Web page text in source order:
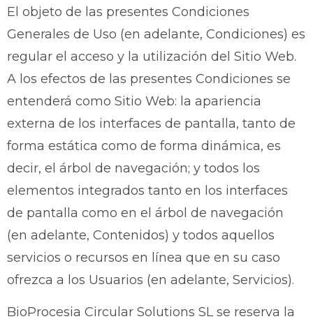
El objeto de las presentes Condiciones
Generales de Uso (en adelante, Condiciones) es
regular el acceso y la utilización del Sitio Web.
A los efectos de las presentes Condiciones se
entenderá como Sitio Web: la apariencia
externa de los interfaces de pantalla, tanto de
forma estática como de forma dinámica, es
decir, el árbol de navegación; y todos los
elementos integrados tanto en los interfaces
de pantalla como en el árbol de navegación
(en adelante, Contenidos) y todos aquellos
servicios o recursos en línea que en su caso
ofrezca a los Usuarios (en adelante, Servicios).
BioProcesia Circular Solutions SL se reserva la